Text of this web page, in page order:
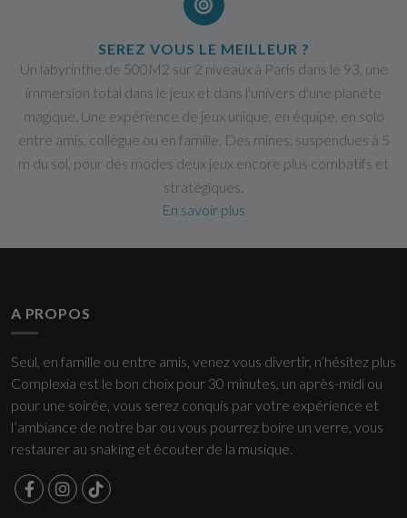
SEREZ VOUS LE MEILLEUR ?
Un labyrinthe de 500M2 sur 2 niveaux à Paris dans le 93, une
immersion total dans le jeux et dans l'univers d'une planète
magique. Une expérience de jeux unique, en équipe, en solo
entre amis, collègue ou en famille. Des mines, suspendues à 5
m du sol, pour des modes deux jeux encore plus combatifs et
stratégiques.
En savoir plus
A PROPOS
Seul, en famille ou entre amis, venez vous divertir, n’hésitez plus
Complexia est le bon choix pour 30 minutes, un après-midi ou
pour une soirée, vous serez conquis par votre expérience et
l’ambiance de notre bar ou vous pourrez boire un verre, vous
restaurer au snaking et écouter de la musique.